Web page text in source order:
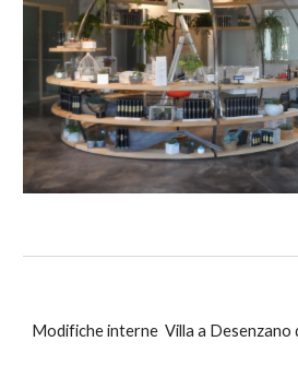
Modifiche interne Villa a Desenzano